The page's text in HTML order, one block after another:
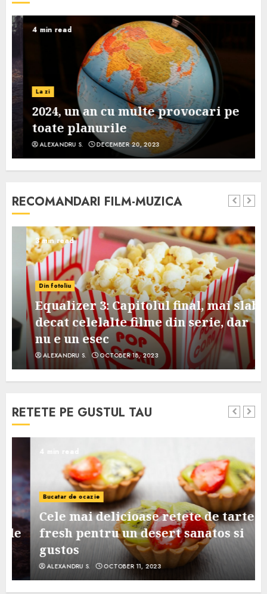
4 min read
La zi
2024, un an cu multe provocari pe
toate planurile
ALEXANDRU S. DECEMBER 20, 2023
RECOMANDARI FILM-MUZICA
3 min read
Din fotoliu
Equalizer 3: Capitolul final, mai slab
decat celelalte filme din serie, dar
nu e un esec
ALEXANDRU S. OCTOBER 18, 2023
RETETE PE GUSTUL TAU
4 min read
Bucatar de ocazie
Cele mai delicioase retete de tarte
fresh pentru un desert sanatos si
gustos
ALEXANDRU S. OCTOBER 11, 2023